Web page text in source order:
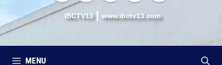
IBCTV13 www.ibctv13.com
MENU